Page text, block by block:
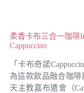
柔香卡布三合一咖啡
Cappuccino
「卡布奇諾
為這款飲品融合咖
天主教嘉布遣會（